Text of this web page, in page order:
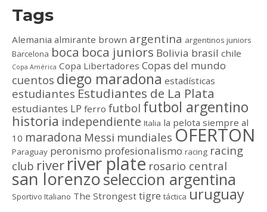
Tags
Alemania almirante brown argentina argentinos juniors
Barcelona boca boca juniors Bolivia brasil chile
Copa América Copa Libertadores Copas del mundo
cuentos diego maradona estadísticas
estudiantes Estudiantes de La Plata
estudiantes LP ferro futbol futbol argentino
historia independiente Italia la pelota siempre al
10 maradona Messi mundiales OFERTON
Paraguay peronismo profesionalismo racing racing
club river river plate rosario central
san lorenzoseleccion argentina
Sportivo Italiano The Strongest tigre táctica uruguay